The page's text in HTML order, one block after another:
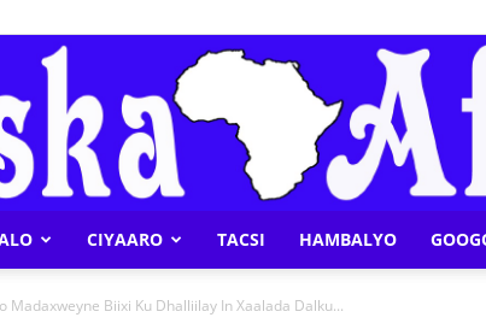
CIYAARO TACSI HAMBALYO
Madaxweyne Biixi Ku Dhalliilay In Xaalada Dalku...